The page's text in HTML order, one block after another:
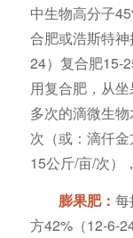
中生物高分子
合肥或浩斯特
24）复合肥15-
用复合肥，从
多次的滴微生
次（或：滴仟
15公斤/亩/次）
膨果肥： 每
方42%（12-6-